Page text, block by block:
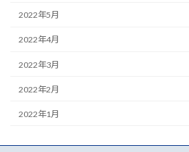
2022年5月
2022年4月
2022年3月
2022年2月
2022年1月